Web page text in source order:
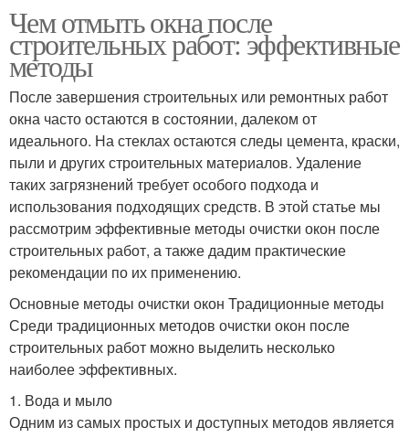
Чем отмыть окна после
строительных работ: эффективные
методы
После завершения строительных или ремонтных работ
окна часто остаются в состоянии, далеком от
идеального. На стеклах остаются следы цемента, краски,
пыли и других строительных материалов. Удаление
таких загрязнений требует особого подхода и
использования подходящих средств. В этой статье мы
рассмотрим эффективные методы очистки окон после
строительных работ, а также дадим практические
рекомендации по их применению.
Основные методы очистки окон Традиционные методы
Среди традиционных методов очистки окон после
строительных работ можно выделить несколько
наиболее эффективных.
1. Вода и мыло
Одним из самых простых и доступных методов является